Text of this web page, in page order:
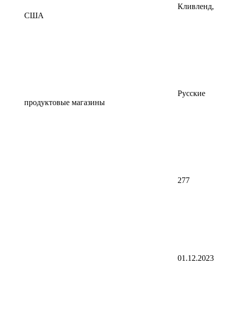
Кливленд,
США
Русские
продуктовые магазины
277
01.12.2023